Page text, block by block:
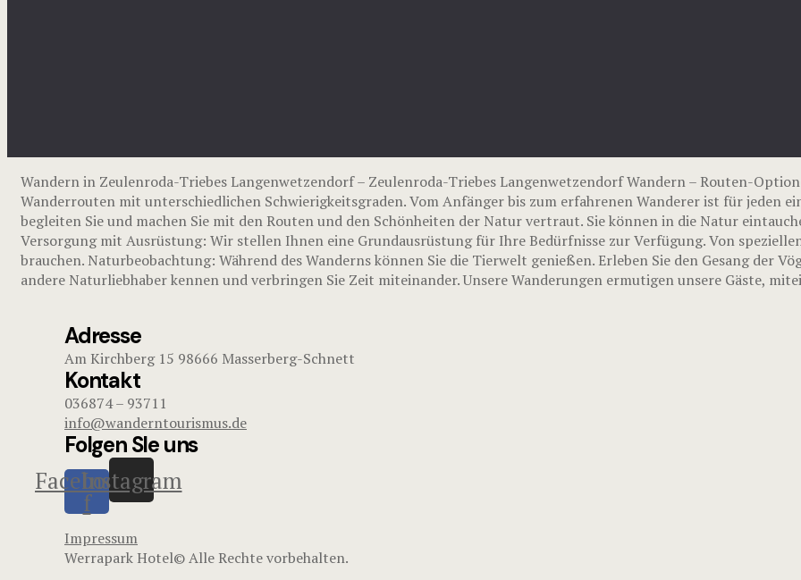
Wandern in Zeulenroda-Triebes Langenwetzendorf – Zeulenroda-Triebes Langenwetzendorf Wandern – Routen-
Wanderrouten mit unterschiedlichen Schwierigkeitsgraden. Vom Anfänger bis zum erfahrenen Wanderer ist für jeden
begleiten Sie und machen Sie mit den Routen und den Schönheiten der Natur vertraut. Sie können in die Natur
Versorgung mit Ausrüstung: Wir stellen Ihnen eine Grundausrüstung für Ihre Bedürfnisse zur Verfügung. Von
brauchen. Naturbeobachtung: Während des Wanderns können Sie die Tierwelt genießen. Erleben Sie den Gesang der
andere Naturliebhaber kennen und verbringen Sie Zeit miteinander. Unsere Wanderungen ermutigen unsere Gäste,
Adresse
Am Kirchberg 15 98666 Masserberg-Schnett
Kontakt
036874 – 93711
info@wanderntourismus.de
Folgen SIe uns
Facebook-
f
Instagram
Impressum
Werrapark Hotel© Alle Rechte vorbehalten.